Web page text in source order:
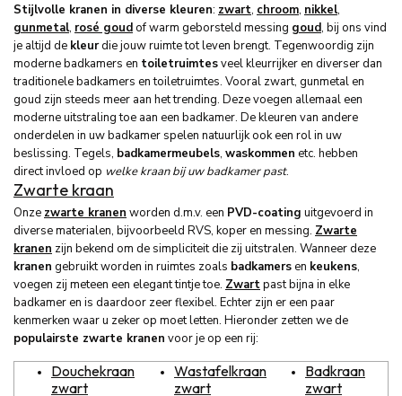
Stijlvolle kranen in diverse kleuren: zwart, chroom, nikkel,
gunmetal, rosé goudof warm geborsteld messing goud, bij ons vind
je altijd de kleurdie jouw ruimte tot leven brengt. Tegenwoordig zijn
moderne badkamers en toiletruimtesveel kleurrijker en diverser dan
traditionele badkamers en toiletruimtes. Vooral zwart, gunmetal en
goud zijn steeds meer aan het trending. Deze voegen allemaal een
moderne uitstraling toe aan een badkamer. De kleuren van andere
onderdelen in uw badkamer spelen natuurlijk ook een rol in uw
beslissing. Tegels, badkamermeubels, waskommen etc. hebben
direct invloed op welke kraan bij uw badkamer past.
Zwarte kraan
Onze zwarte kranen worden d.m.v. een PVD-coating uitgevoerd in
diverse materialen, bijvoorbeeld RVS, koper en messing. Zwarte
kranen zijn bekend om de simpliciteit die zij uitstralen. Wanneer deze
kranen gebruikt worden in ruimtes zoals badkamersen keukens,
voegen zij meteen een elegant tintje toe. Zwartpast bijna in elke
badkamer en is daardoor zeer flexibel. Echter zijn er een paar
kenmerken waar u zeker op moet letten. Hieronder zetten we de
populairste zwarte kranen voor je op een rij:
Douchekraan
zwart
Wastafelkraan
zwart
Badkraan
zwart